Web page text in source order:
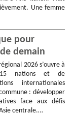
Une femme
pour
demain
2026 s’ouvre à
15 nations et de
internationales
: développer
face aux défis
centrale.…